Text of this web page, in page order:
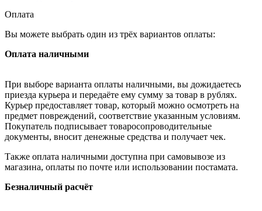
Оплата
Вы можете выбрать один из трёх вариантов оплаты:
Оплата наличными
При выборе варианта оплаты наличными, вы дожидаетесь
приезда курьера и передаёте ему сумму за товар в рублях.
Курьер предоставляет товар, который можно осмотреть на
предмет повреждений, соответствие указанным условиям.
Покупатель подписывает товаросопроводительные
документы, вносит денежные средства и получает чек.
Также оплата наличными доступна при самовывозе из
магазина, оплаты по почте или использовании постамата.
Безналичный расчёт